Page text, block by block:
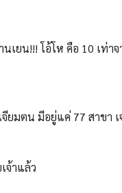
นเยน!!! โอ้โห คือ 10 เท่า
ยมตน มีอยู่แค่ 77 สาขา
จ้าแล้ว